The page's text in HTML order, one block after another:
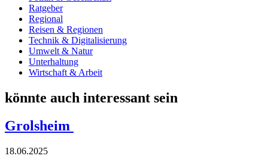
Ratgeber
Regional
Reisen & Regionen
Technik & Digitalisierung
Umwelt & Natur
Unterhaltung
Wirtschaft & Arbeit
könnte auch interessant sein
Grolsheim
18.06.2025